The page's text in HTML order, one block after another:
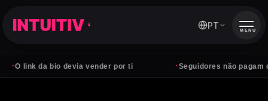
link da bio devia vender por ti Seguidores não pagam
PT MENU